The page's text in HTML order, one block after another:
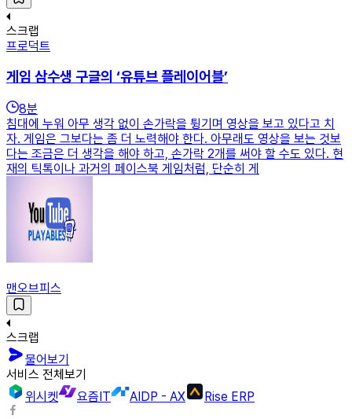
스크랩
프로덕트
게임 삼수생 구글의 ‘유튜브 플레이어블’
8분
침대에 누워 아무 생각 없이 손가락을 튕기며 영상을 보고 있다고 치
자. 게임은 그보다는 좀 더 노력해야 한다. 아무래도 영상을 보는 것보
다는 조금은 더 생각을 해야 하고, 손가락 2개를 써야 할 수도 있다. 현
재의 틱톡이나 과거의 페이스북 게임처럼, 단순히 게
맨오브피스
스크랩
물어보기
서비스 전체보기
위시켓
요즘IT AIDP - AX Rise ERP